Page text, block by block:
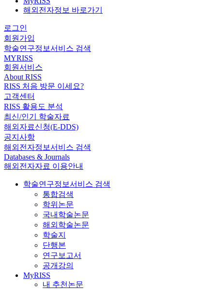
해외전자정보 바로가기
로그인
회원가입
학술연구정보서비스 검색
MYRISS
회원서비스
About RISS
RISS 처음 방문 이세요?
고객센터
RISS 활용도 분석
최신/인기 학술자료
해외자료신청(E-DDS)
공지사항
해외전자정보서비스 검색
Databases & Journals
해외전자자료 이용안내
학술연구정보서비스 검색
통합검색
학위논문
국내학술논문
해외학술논문
학술지
단행본
연구보고서
공개강의
MyRISS
내 추천논문